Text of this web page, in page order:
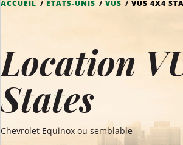
ACCUEIL ÉTATS-UNIS VUS VUS 4X4
Location
States
Chevrolet Equinox ou semblable